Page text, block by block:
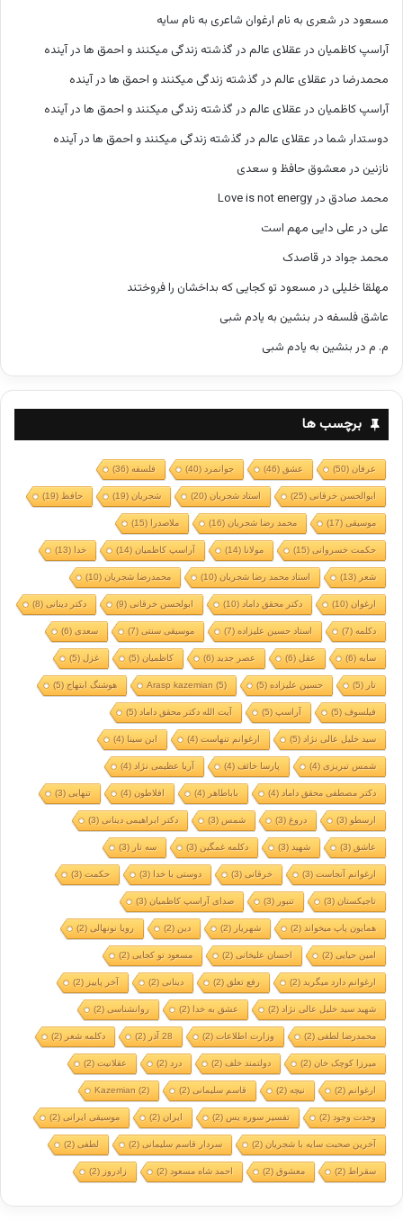
مسعود در شعری به نام ارغوان شاعری به نام سایه
آراسپ کاظمیان در عقلای عالم در گذشته زندگی میکنند و احمق ها در آینده
محمدرضا در عقلای عالم در گذشته زندگی میکنند و احمق ها در آینده
آراسپ کاظمیان در عقلای عالم در گذشته زندگی میکنند و احمق ها در آینده
دوستدار شما در عقلای عالم در گذشته زندگی میکنند و احمق ها در آینده
نازنین در معشوق حافظ و سعدی
محمد صادق در Love is not energy
علی در علی دایی مهم است
محمد جواد در قاصدک
مهلقا خلیلی در مسعود تو کجایی که بداخشان را فروختند
عاشق فلسفه در بنشین به یادم شبی
م. م در بنشین به یادم شبی
برچسب ها
عرفان(50) عشق (46) جوانمرد (40) فلسفه(36)
ابوالحسن خرقانی(25) استاد شجریان(20) شجریان(19) حافظ (19)
موسیقی(17) محمد رضا شجریان(16) ملاصدرا (15)
حکمت خسروانی(15) مولانا (14) آراسپ کاظمیان(14) خدا (13)
شعر (13) استاد محمد رضا شجریان(10) محمدرضا شجریان(10)
ارغوان(10) دکتر محقق داماد (10) ابولحسن خرقانی(9) دکتر دینانی(8)
دکلمه(7) استاد حسین علیزاده(7) موسیقی سنتی(7) سعدی(6)
سایه(6) عقل (6) عصر جدید (6) کاظمیان(5) غزل (5)
تار (5) حسین علیزاده(5)
Arasp kazemian (5) هوشنگ ابتهاج(5)
فیلسوف(5) آراسپ(5) آیت الله دکتر محقق داماد (5)
سید خلیل عالی نژاد (5) ارغوانم تنهاست(4) ابن سینا (4)
شمس تبریزی(4) پارسا خائف(4) آریا عظیمی نژاد (4)
دکتر مصطفی محقق داماد (4) باباطاهر (4) افلاطون(4) تنهایی(3)
ارسطو (3) دروغ (3) شمس (3) دکتر ابراهیمی دینانی(3)
عاشق (3) شهید (3) دکلمه غمگین (3) سه تار (3)
ارغوانم آنجاست(3) خرقانی(3) دوستی با خدا (3) حکمت(3)
تاجیکستان(3) تنبور (3) صدای آراسپ کاظمیان(3)
همایون پاپ میخواند (2) شهریار (2) دین (2) رویا نونهالی(2)
امین حیایی(2) احسان علیخانی(2) مسعود تو کجایی(2)
ارغوانم دارد میگرید (2) رفع تعلق (2) دینانی(2) آخر پاییز (2)
شهید سید خلیل عالی نژاد (2) عشق به خدا (2) روانشناسی(2)
محمدرضا لطفی(2) وزارت اطلاعات(2) 28 آذر (2) دکلمه شعر (2)
میرزا کوچک خان(2) دولتمند خلف(2) درد (2) عقلانیت(2)
ارغوانم (2) نیچه(2) قاسم سلیمانی(2)
Kazemian (2)
وحدت وجود (2) تفسیر سوره یس (2) ایران(2) موسیقی ایرانی(2)
آخرین صحبت سایه با شجریان(2) سردار قاسم سلیمانی(2) لطفی(2)
سقراط (2) معشوق(2) احمد شاه مسعود (2) زادروز (2)